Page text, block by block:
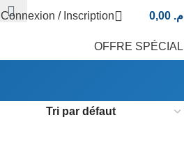
Connexion / Inscription
OFFRE